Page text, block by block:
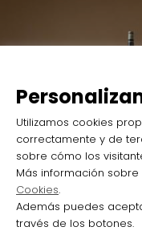
brillará en
Utilizamos cookies
correctamente y de
sobre cómo los
Más información
Cookies.
Además puedes
través de los botones.